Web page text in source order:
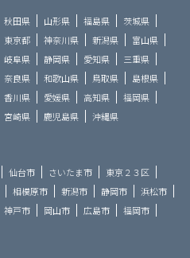
秋田県 山形県 福島県
茨城県
東京都 神奈川県 新潟県
富山県
岐阜県 静岡県 愛知県
三重県
奈良県 和歌山県 鳥取県
島根県
香川県 愛媛県 高知県
福岡県
宮崎県 鹿児島県 沖縄県
仙台市 さいたま市
東京２３区
相模原市 新潟市 静岡市
浜松市
神戸市 岡山市 広島市
福岡市